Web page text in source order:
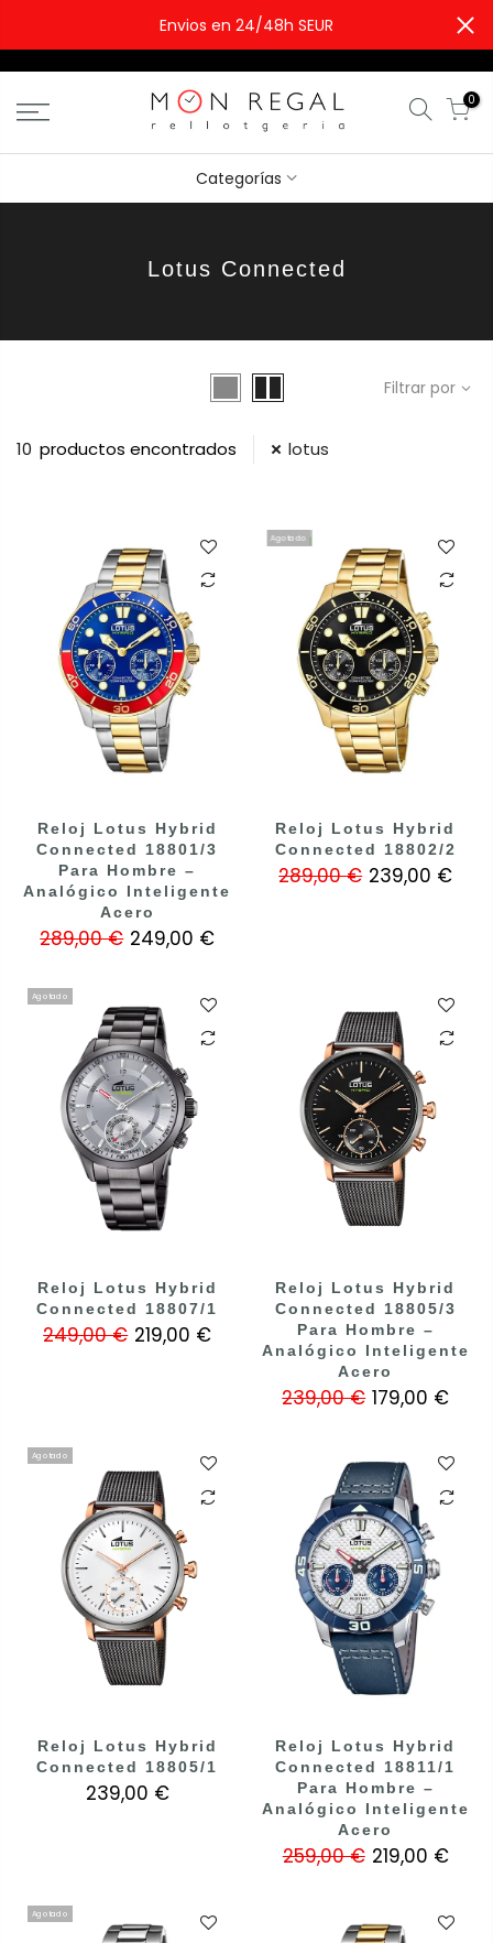
Envios en 24/48h SEUR
0
Categorías
Lotus Connected
Filtrar por
10 productos encontrados lotus
Reloj Lotus Hybrid
Connected 18801/3
Para Hombre –
Analógico Inteligente
Acero
289,00 € 249,00 €
Agotado
Reloj Lotus Hybrid
Connected 18802/2
289,00 € 239,00 €
Agotado
Reloj Lotus Hybrid
Connected 18807/1
249,00 € 219,00 €
Reloj Lotus Hybrid
Connected 18805/3
Para Hombre –
Analógico Inteligente
Acero
239,00 € 179,00 €
Agotado
Reloj Lotus Hybrid
Connected 18805/1
239,00 €
Reloj Lotus Hybrid
Connected 18811/1
Para Hombre –
Analógico Inteligente
Acero
259,00 € 219,00 €
Agotado